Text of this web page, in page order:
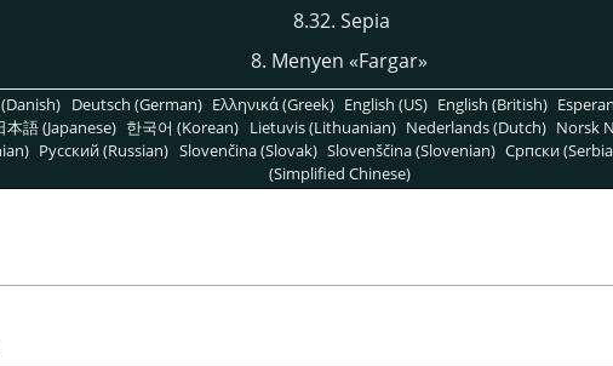
8.32. Sepia
8. Menyen «Fargar»
Deutsch (German) Ελληνικά (Greek) English (US) English (British)
本語 (Japanese) 한국어 (Korean) Lietuvis (Lithuanian) Nederlands (Dutch) Norsk
Pусский (Russian) Slovenčina (Slovak) Slovenščina (Slovenian) Српски
(Simplified Chinese)